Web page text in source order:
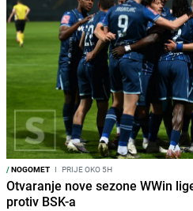
/NOGOMET I PRIJE OKO 5H
Otvaranje nove sezone WWin
protiv BSK-a